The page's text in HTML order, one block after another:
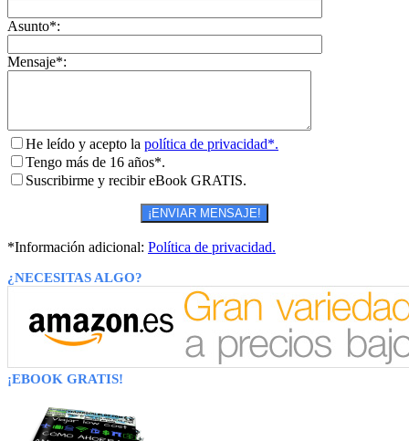
Asunto*:
Mensaje*:
He leído y acepto la política de privacidad*.
Tengo más de 16 años*.
Suscribirme y recibir eBook GRATIS.
*Información adicional: Política de privacidad.
¿NECESITAS ALGO?
¡EBOOK GRATIS!